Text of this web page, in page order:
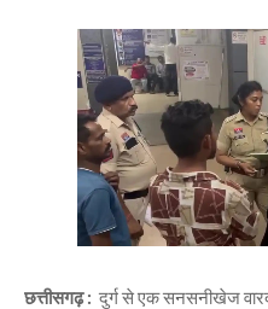
छत्तीसगढ़ : दुर्गसे एक सनसनीखेज